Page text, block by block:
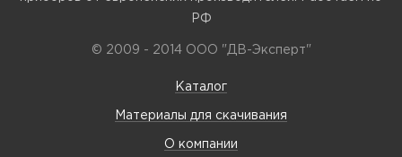
РФ
© 2009 - 2014 ООО "ДВ-Эксперт"
Каталог
Материалы для скачивания
О компании